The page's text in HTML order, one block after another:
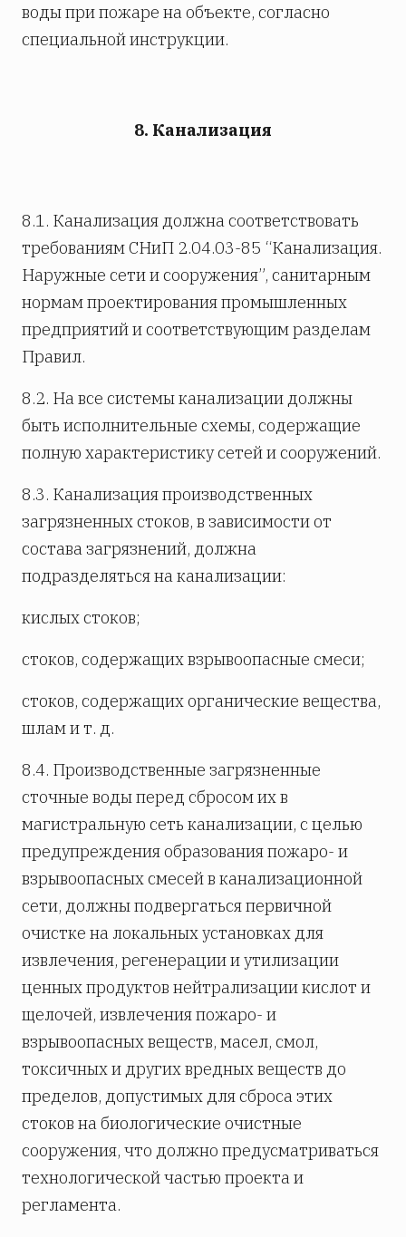
воды при пожаре на объекте, согласно
специальной инструкции.
8. Канализация
8.1. Канализация должна соответствовать
требованиям СНиП 2.04.03-85 “Канализация.
Наружные сети и сооружения”, санитарным
нормам проектирования промышленных
предприятий и соответствующим разделам
Правил.
8.2. На все системы канализации должны
быть исполнительные схемы, содержащие
полную характеристику сетей и сооружений.
8.3. Канализация производственных
загрязненных стоков, в зависимости от
состава загрязнений, должна
подразделяться на канализации:
кислых стоков;
стоков, содержащих взрывоопасные смеси;
стоков, содержащих органические вещества,
шлам и т. д.
8.4. Производственные загрязненные
сточные воды перед сбросом их в
магистральную сеть канализации, с целью
предупреждения образования пожаро- и
взрывоопасных смесей в канализационной
сети, должны подвергаться первичной
очистке на локальных установках для
извлечения, регенерации и утилизации
ценных продуктов нейтрализации кислот и
щелочей, извлечения пожаро- и
взрывоопасных веществ, масел, смол,
токсичных и других вредных веществ до
пределов, допустимых для сброса этих
стоков на биологические очистные
сооружения, что должно предусматриваться
технологической частью проекта и
регламента.